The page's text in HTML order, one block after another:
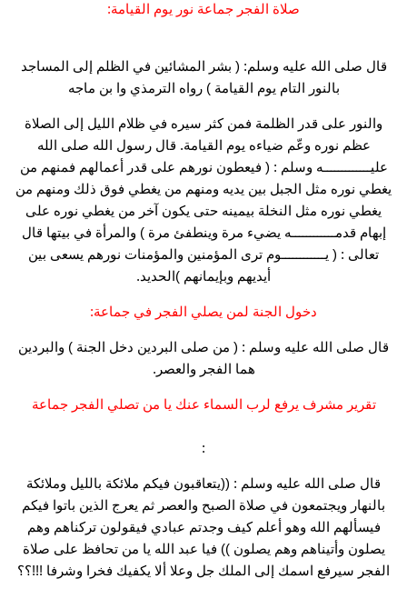
صلاة الفجر جماعة نور يوم القيامة:
قال صلى الله عليه وسلم: ( بشر المشائين في الظلم إلى المساجد
بالنور التام يوم القيامة ) رواه الترمذي وا بن ماجه
والنور على قدر الظلمة فمن كثر سيره في ظلام الليل إلى الصلاة
عظم نوره وعّم ضياءه يوم القيامة. قال رسول الله صلى الله
عليـــــــــــــه وسلم : ( فيعطون نورهم على قدر أعمالهم فمنهم من
يغطي نوره مثل الجبل بين يديه ومنهم من يغطي فوق ذلك ومنهم من
يغطي نوره مثل النخلة بيمينه حتى يكون آخر من يغطي نوره على
إبهام قدمــــــــــــه يضيء مرة وينطفئ مرة ) والمرأة في بيتها قال
تعالى : ( يــــــــــــوم ترى المؤمنين والمؤمنات نورهم يسعى بين
أيديهم وبإيمانهم )الحديد.
دخول الجنة لمن يصلي الفجر في جماعة:
قال صلى الله عليه وسلم : ( من صلى البردين دخل الجنة ) والبردين
هما الفجر والعصر.
تقرير مشرف يرفع لرب السماء عنك يا من تصلي الفجر جماعة
:
قال صلى الله عليه وسلم : ((يتعاقبون فيكم ملائكة بالليل وملائكة
بالنهار ويجتمعون في صلاة الصبح والعصر ثم يعرج الذين باتوا فيكم
فيسألهم الله وهو أعلم كيف وجدتم عبادي فيقولون تركناهم وهم
يصلون وأتيناهم وهم يصلون )) فيا عبد الله يا من تحافظ على صلاة
الفجر سيرفع اسمك إلى الملك جل وعلا ألا يكفيك فخرا وشرفا !!!؟؟